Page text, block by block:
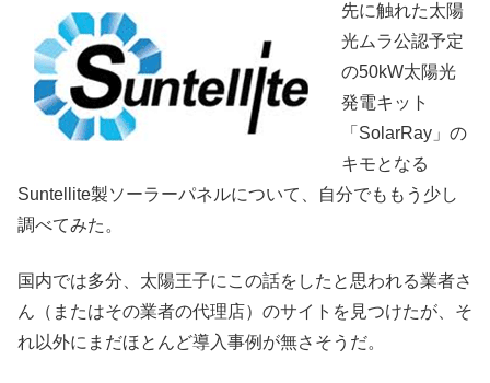
先に触れた太陽
光ムラ公認予定
の50kW太陽光
発電キット
「SolarRay」の
キモとなる
Suntellite製ソーラーパネルについて、自分でももう少し
調べてみた。
国内では多分、太陽王子にこの話をしたと思われる業者さ
ん（またはその業者の代理店）のサイトを見つけたが、そ
れ以外にまだほとんど導入事例が無さそうだ。